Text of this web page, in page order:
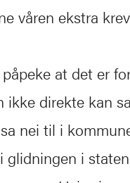
våren ekstra
at det er
ikke direkte kan
nei til i
glidningen i